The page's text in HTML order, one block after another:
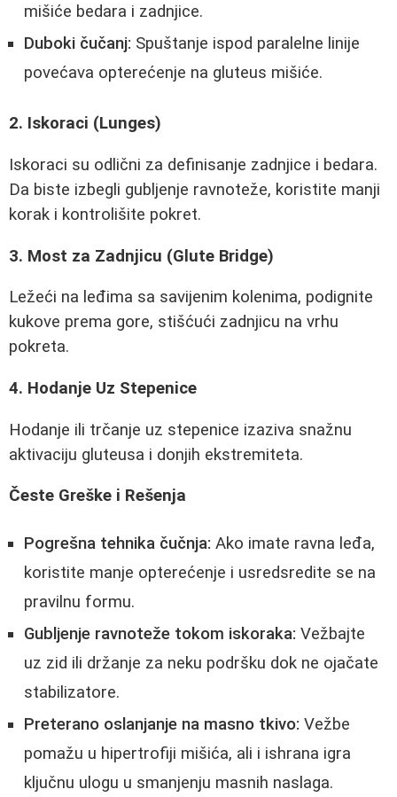
mišiće bedara i zadnjice.
Duboki čučanj: Spuštanje ispod paralelne linije
povećava opterećenje na gluteus mišiće.
2. Iskoraci (Lunges)
Iskoraci su odlični za definisanje zadnjice i bedara.
Da biste izbegli gubljenje ravnoteže, koristite manji
korak i kontrolišite pokret.
3. Most za Zadnjicu (Glute Bridge)
Ležeći na leđima sa savijenim kolenima, podignite
kukove prema gore, stišćući zadnjicu na vrhu
pokreta.
4. Hodanje Uz Stepenice
Hodanje ili trčanje uz stepenice izaziva snažnu
aktivaciju gluteusa i donjih ekstremiteta.
Česte Greške i Rešenja
Pogrešna tehnika čučnja: Ako imate ravna leđa,
koristite manje opterećenje i usredsredite se na
pravilnu formu.
Gubljenje ravnoteže tokom iskoraka: Vežbajte
uz zid ili držanje za neku podršku dok ne ojačate
stabilizatore.
Preterano oslanjanje na masno tkivo: Vežbe
pomažu u hipertrofiji mišića, ali i ishrana igra
ključnu ulogu u smanjenju masnih naslaga.